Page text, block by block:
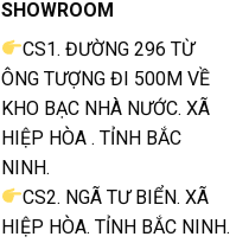
SHOWROOM
CS1. ĐƯỜNG 296 TỪ
ÔNG TƯỢNG ĐI 500M VỀ
KHO BẠC NHÀ NƯỚC. XÃ
HIỆP HÒA . TỈNH BẮC
NINH.
CS2. NGÃ TƯ BIỂN. XÃ
HIỆP HÒA. TỈNH BẮC NINH.